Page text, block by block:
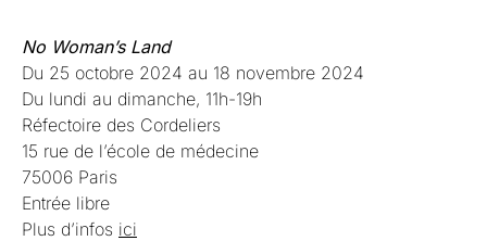
No Woman’s Land
Du 25 octobre 2024 au 18 novembre 2024
Du lundi au dimanche, 11h-19h
Réfectoire des Cordeliers
15 rue de l’école de médecine
75006 Paris
Entrée libre
Plus d’infos ici